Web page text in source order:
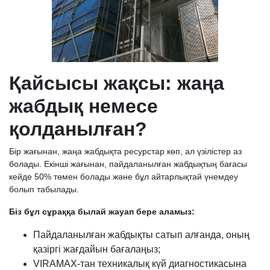
Қайсысы жақсы: жаңа
жабдық немесе
қолданылған?
Бір жағынан, жаңа жабдықта ресурстар көп, ал үзілістер аз
болады. Екінші жағынан, пайдаланылған жабдықтың бағасы
кейде 50% төмен болады және бұл айтарлықтай үнемдеу
болып табылады.
Біз бұл сұраққа былай жауап бере аламыз:
Пайдаланылған жабдықты сатып алғанда, оның
қазіргі жағдайын бағалаңыз;
VIRAMAX-тан техникалық күй диагностикасына